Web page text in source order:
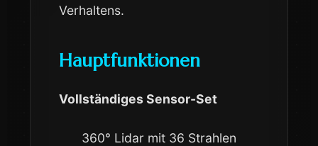
Verhaltens.
Hauptfunktionen
Vollständiges Sensor-Set
360° Lidar mit 36 Strahlen